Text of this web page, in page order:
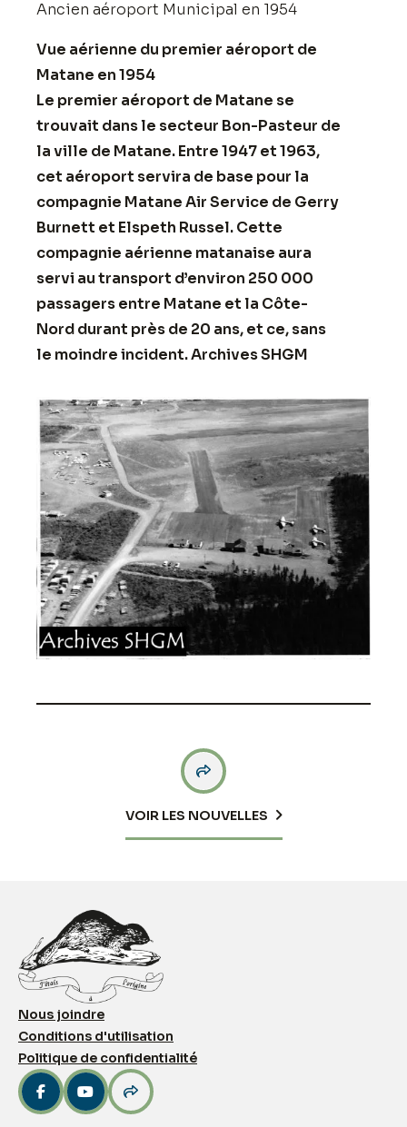
Ancien aéroport Municipal en 1954
Vue aérienne du premier aéroport de
Matane en 1954
Le premier aéroport de Matane se
trouvait dans le secteur Bon-Pasteur de
la ville de Matane. Entre 1947 et 1963,
cet aéroport servira de base pour la
compagnie Matane Air Service de Gerry
Burnett et Elspeth Russel. Cette
compagnie aérienne matanaise aura
servi au transport d’environ 250 000
passagers entre Matane et la Côte-
Nord durant près de 20 ans, et ce, sans
le moindre incident. Archives SHGM

VOIR LES NOUVELLES
Nous joindre
Conditions d'utilisation
Politique de confidentialité
  